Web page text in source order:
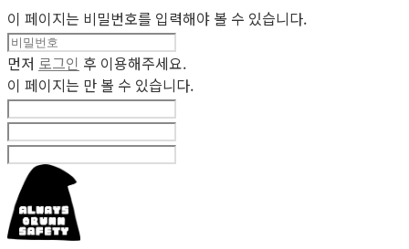
이 페이지는 비밀번호를 입력해야 볼 수 있습니다.
먼저 로그인 후 이용해주세요.
이 페이지는 만 볼 수 있습니다.